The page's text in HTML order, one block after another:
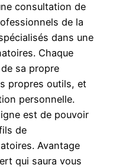
consultation de
de la
dans une
Chaque
sa propre
propres outils, et
personnelle.
est de pouvoir
de
Avantage
qui saura vous